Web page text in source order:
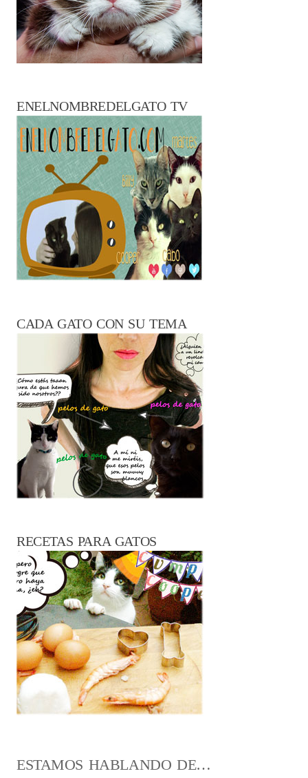
ENELNOMBREDELGATO TV
CADA GATO CON SU TEMA
RECETAS PARA GATOS
ESTAMOS HABLANDO DE…